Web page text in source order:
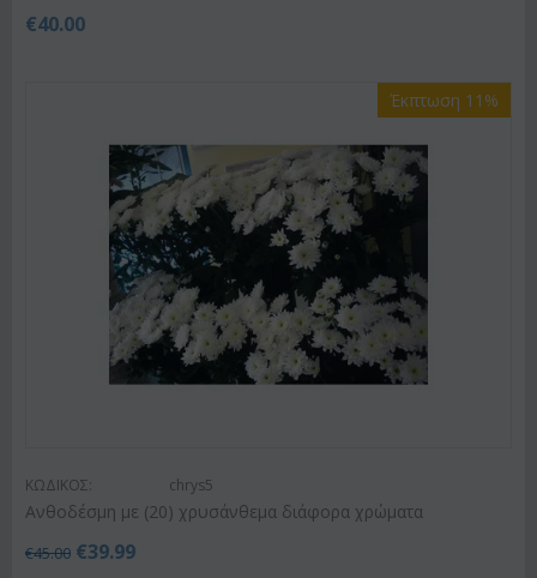
€40.00
Έκπτωση 11%
ΚΩΔΙΚΟΣ: chrys5
Ανθοδέσμη με (20) χρυσάνθεμα διάφορα χρώματα
€45.00 €39.99